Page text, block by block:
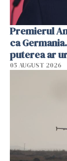
Premierul
ca
puterea ar
05 AUGUST 2026